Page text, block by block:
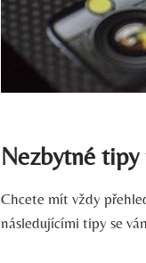
Nezbytné
Chcete mít vždy
následujícími tipy se